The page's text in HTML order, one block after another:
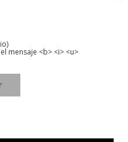
mensaje <b> <i> <u>